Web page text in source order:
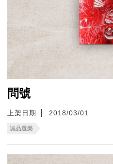
問號
上架日期 2018/03/01
誠品選樂